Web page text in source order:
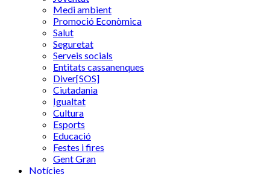
Medi ambient
Promoció Econòmica
Salut
Seguretat
Serveis socials
Entitats cassanenques
Diver[SOS]
Ciutadania
Igualtat
Cultura
Esports
Educació
Festes i fires
Gent Gran
Notícies